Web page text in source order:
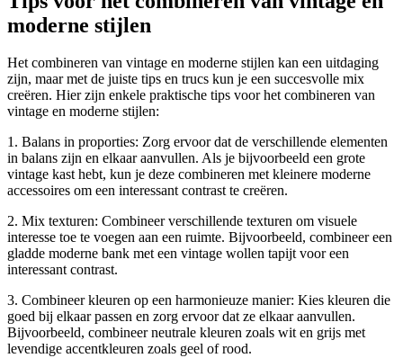
moderne stijlen
Het combineren van vintage en moderne stijlen kan een uitdaging
zijn, maar met de juiste tips en trucs kun je een succesvolle mix
creëren. Hier zijn enkele praktische tips voor het combineren van
vintage en moderne stijlen:
1. Balans in proporties: Zorg ervoor dat de verschillende elementen
in balans zijn en elkaar aanvullen. Als je bijvoorbeeld een grote
vintage kast hebt, kun je deze combineren met kleinere moderne
accessoires om een interessant contrast te creëren.
2. Mix texturen: Combineer verschillende texturen om visuele
interesse toe te voegen aan een ruimte. Bijvoorbeeld, combineer een
gladde moderne bank met een vintage wollen tapijt voor een
interessant contrast.
3. Combineer kleuren op een harmonieuze manier: Kies kleuren die
goed bij elkaar passen en zorg ervoor dat ze elkaar aanvullen.
Bijvoorbeeld, combineer neutrale kleuren zoals wit en grijs met
levendige accentkleuren zoals geel of rood.